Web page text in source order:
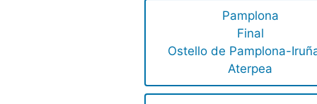
Pamplona
Final
Ostello de Pamplona-
Aterpea